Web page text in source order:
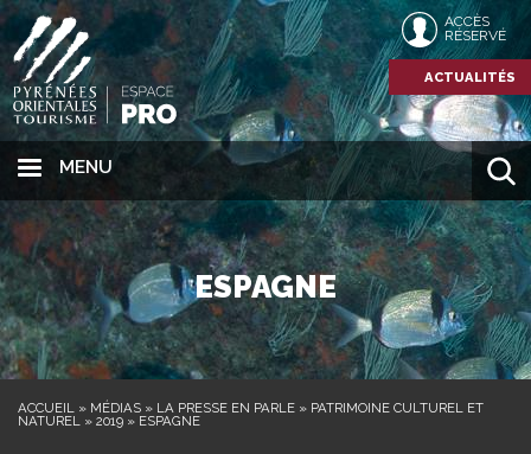
MENU
ACCÈS
RÉSERVÉ
ACTUALITÉS
ESPAGNE
ACCUEIL » MÉDIAS » LA PRESSE EN PARLE » PATRIMOINE CULTUREL ET
NATUREL » 2019 » ESPAGNE